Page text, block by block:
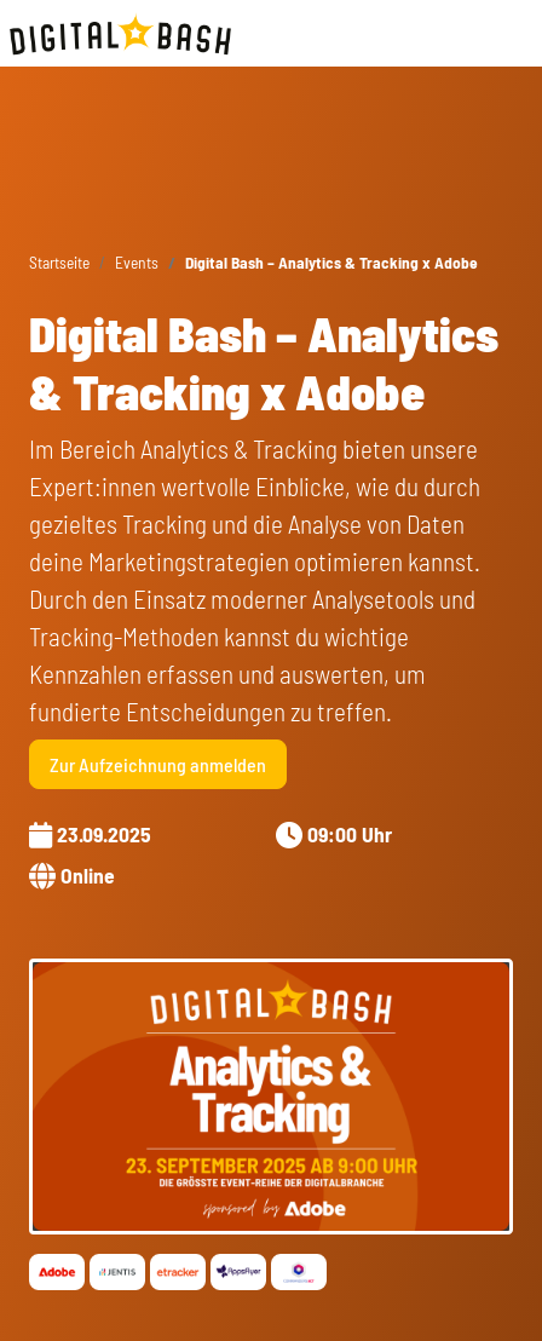
Startseite Events Digital Bash – Analytics & Tracking x Adobe
Digital Bash – Analytics
& Tracking x Adobe
Im Bereich Analytics & Tracking bieten unsere
Expert:innen wertvolle Einblicke, wie du durch
gezieltes Tracking und die Analyse von Daten
deine Marketingstrategien optimieren kannst.
Durch den Einsatz moderner Analysetools und
Tracking-Methoden kannst du wichtige
Kennzahlen erfassen und auswerten, um
fundierte Entscheidungen zu treffen.
Zur Aufzeichnung anmelden
23.09.2025
09:00 Uhr
Online